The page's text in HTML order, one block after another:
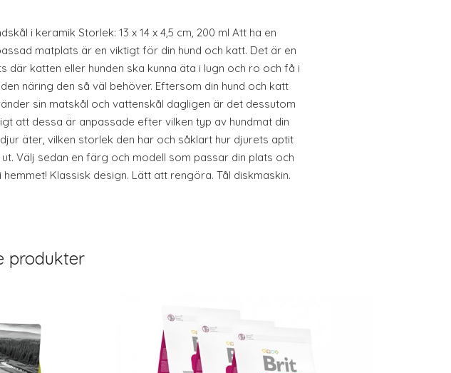
i keramik Storlek: 13 x 14 x 4,5 cm, 200 ml Att ha en
matplats är en viktigt för din hund och katt. Det är en
där katten eller hunden ska kunna äta i lugn och ro och få i
näring den så väl behöver. Eftersom din hund och katt
sin matskål och vattenskål dagligen är det dessutom
att dessa är anpassade efter vilken typ av hundmat din
äter, vilken storlek den har och såklart hur djurets aptit
Välj sedan en färg och modell som passar din plats och
hemmet! Klassisk design. Lätt att rengöra. Tål diskmaskin.
produkter